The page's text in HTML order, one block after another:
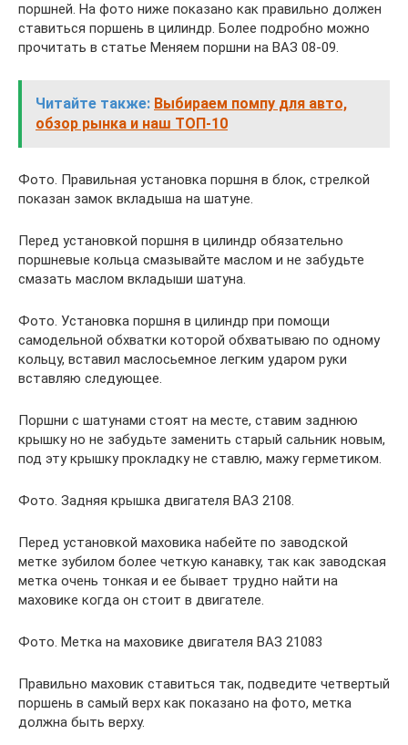
поршней. На фото ниже показано как правильно должен
ставиться поршень в цилиндр. Более подробно можно
прочитать в статье Меняем поршни на ВАЗ 08-09.
Читайте также: Выбираем помпу для авто,
обзор рынка и наш ТОП-10
Фото. Правильная установка поршня в блок, стрелкой
показан замок вкладыша на шатуне.
Перед установкой поршня в цилиндр обязательно
поршневые кольца смазывайте маслом и не забудьте
смазать маслом вкладыши шатуна.
Фото. Установка поршня в цилиндр при помощи
самодельной обхватки которой обхватываю по одному
кольцу, вставил маслосьемное легким ударом руки
вставляю следующее.
Поршни с шатунами стоят на месте, ставим заднюю
крышку но не забудьте заменить старый сальник новым,
под эту крышку прокладку не ставлю, мажу герметиком.
Фото. Задняя крышка двигателя ВАЗ 2108.
Перед установкой маховика набейте по заводской
метке зубилом более четкую канавку, так как заводская
метка очень тонкая и ее бывает трудно найти на
маховике когда он стоит в двигателе.
Фото. Метка на маховике двигателя ВАЗ 21083
Правильно маховик ставиться так, подведите четвертый
поршень в самый верх как показано на фото, метка
должна быть верху.